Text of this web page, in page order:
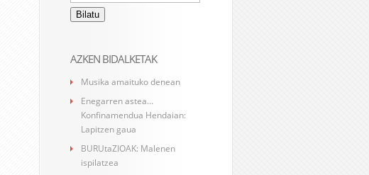
AZKEN BIDALKETAK
Musika amaituko denean
Enegarren astea…
Konfinamendua Hendaian:
Lapitzen gaua
BURUtaZIOAK: Malenen
ispilatzea